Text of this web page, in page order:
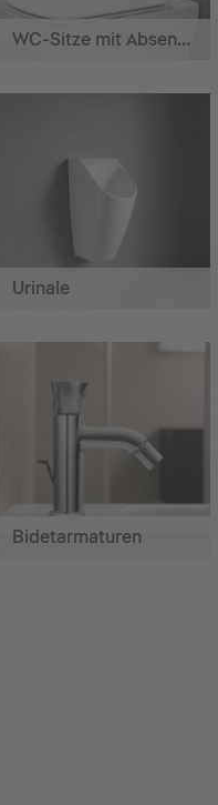
WC-Sitze mit Absenkautomatik
Urinale
Bidetarmaturen